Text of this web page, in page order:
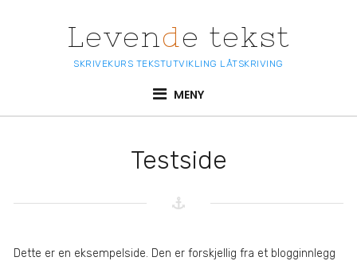
Levende tekst
SKRIVEKURS TEKSTUTVIKLING LÅTSKRIVING
MENY
Testside
Dette er en eksempelside. Den er forskjellig fra et blogginnlegg